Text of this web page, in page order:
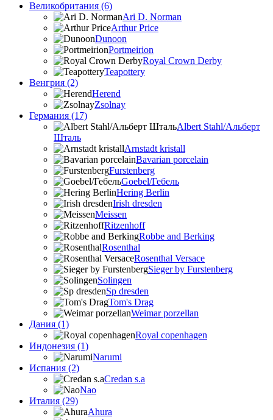
Великобритания (6)
Ari D. Norman
Arthur Price
Dunoon
Portmeirion
Royal Crown Derby
Teapottery
Венгрия (2)
Herend
Zsolnay
Германия (17)
Albert Stahl/Альбеpт
Шталь
Arnstadt kristall
Bavarian porcelain
Furstenberg
Goebel/Гебель
Hering Berlin
Irish dresden
Meissen
Ritzenhoff
Robbe and Berking
Rosenthal
Rosenthal Versace
Sieger by Furstenberg
Solingen
Sp dresden
Tom's Drag
Weimar porzellan
Дания (1)
Royal copenhagen
Индонезия (1)
Narumi
Испания (2)
Credan s.a
Nao
Италия (29)
Ahura